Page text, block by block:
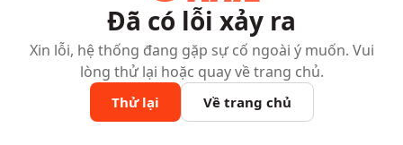
Đã có lỗi xảy ra
Xin lỗi, hệ thống đang gặp sự cố ngoài ý muốn. Vui
lòng thử lại hoặc quay về trang chủ.
Thử lại Về trang chủ